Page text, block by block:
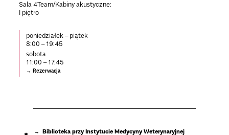
Sala 4Team/Kabiny akustyczne:
I piętro
poniedziałek – piątek
8:00 – 19:45
sobota
11:00–17:45
Rezerwacja
Biblioteka przy Instytucie Medycyny Weterynaryjnej